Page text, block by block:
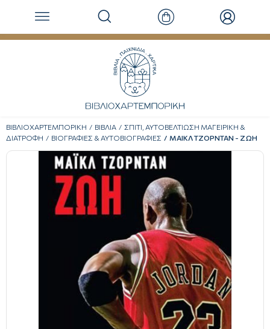
ΒΙΒΛΙΟΧΑΡΤΕΜΠΟΡΙΚΗ ΒΙΒΛΙΑ
ΣΠΙΤΙ, ΑΥΤΟΒΕΛΤΙΩΣΗ ΜΑΓΕΙΡΙΚΗ &
ΔΙΑΤΡΟΦΗ
ΒΙΟΓΡΑΦΙΕΣ & ΑΥΤΟΒΙΟΓΡΑΦΙΕΣ ΜΑΙΚΛ ΤΖΟΡΝΤΑΝ - ΖΩΗ